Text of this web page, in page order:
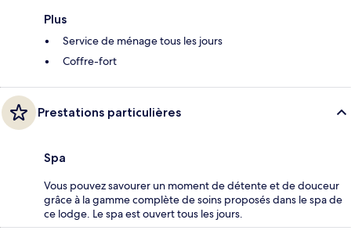
Plus
Service de ménage tous les jours
Coffre-fort
Prestations particulières
Spa
Vous pouvez savourer un moment de détente et de douceur
grâce à la gamme complète de soins proposés dans le spa de
ce lodge. Le spa est ouvert tous les jours.